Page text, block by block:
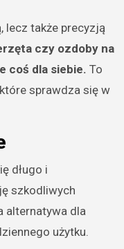
lecz także precyzją
czy ozdoby na
coś dla siebie. To
sprawdza się w
długo i
szkodliwych
alternatywa dla
użytku.